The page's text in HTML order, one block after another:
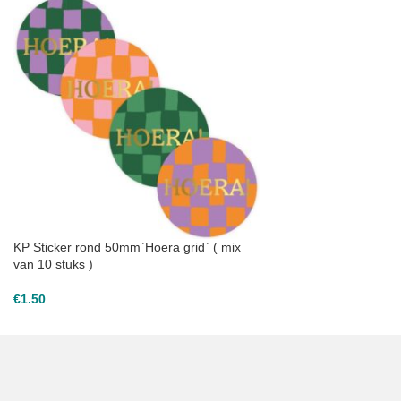
KP Sticker rond 50mm`Hoera grid` ( mix
van 10 stuks )
€1.50